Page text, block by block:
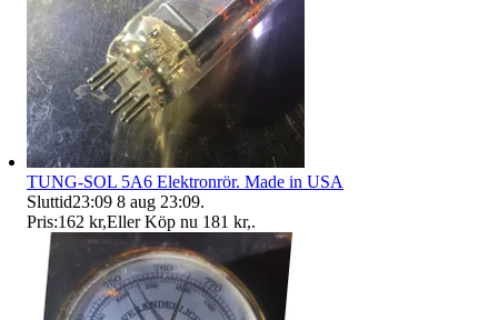
TUNG-SOL 5A6 Elektronrör. Made in USA
Sluttid23:09 8 aug 23:09.
Pris:162 kr,Eller Köp nu 181 kr,.